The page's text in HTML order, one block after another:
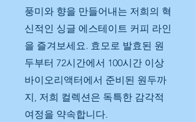
풍미와 향을 만들어내는 저희의 혁
신적인 싱글 에스테이트 커피 라인
을 즐겨보세요. 효모로 발효된 원
두부터 72시간에서 100시간 이상
바이오리액터에서 준비된 원두까
지, 저희 컬렉션은 독특한 감각적
여정을 약속합니다.